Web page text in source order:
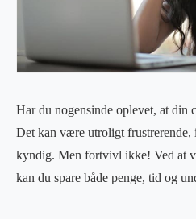
Har du nogensinde oplevet, at din
Det kan være utroligt
kyndig. Men fortvivl ikke! Ved at
kan du spare både penge, tid og